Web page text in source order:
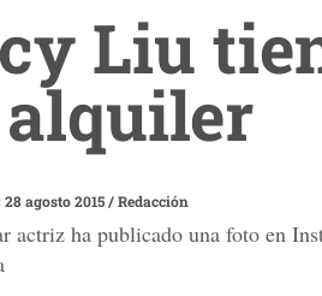
Liu
agosto 2015/Redacción
actriz ha publicado una foto en